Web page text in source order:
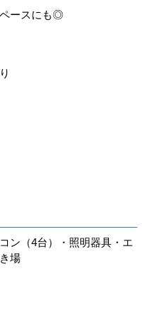
ースにも◎
ン（4台）・照明器具・エ
場